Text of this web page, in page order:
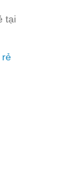
tại
rẻ